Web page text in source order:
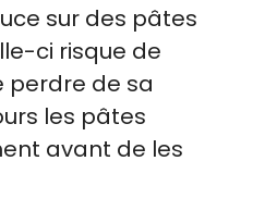
sur des pâtes
ci risque de
perdre de sa
les pâtes
avant de les